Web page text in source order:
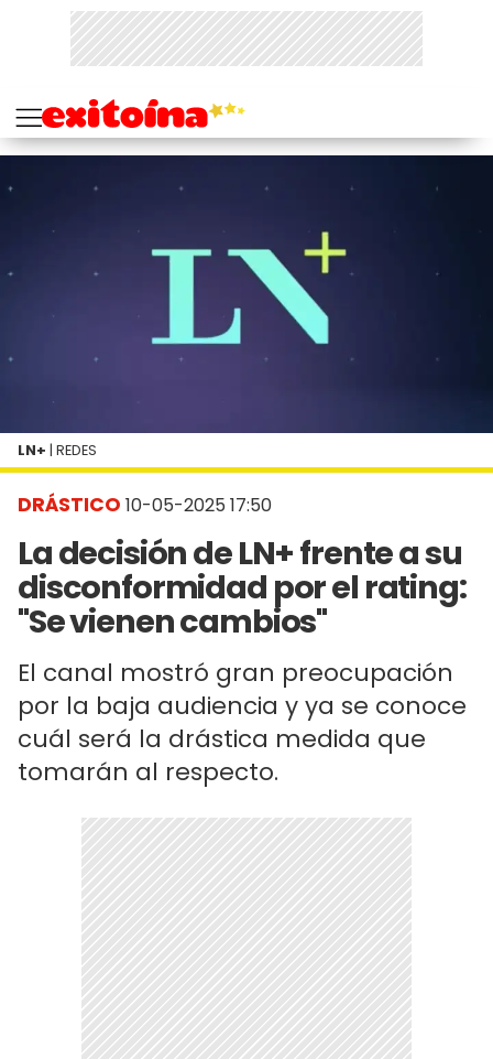
DRÁSTICO 10-05-2025 17:50
La decisión de LN+ frente a su
disconformidad por el rating:
"Se vienen cambios"
El canal mostró gran preocupación
por la baja audiencia y ya se conoce
cuál será la drástica medida que
tomarán al respecto.
LN+ | REDES